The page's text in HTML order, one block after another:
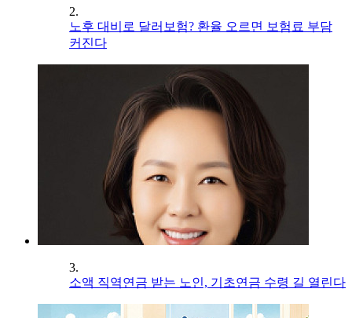
2.
노후 대비로 달러보험? 환율 오르면 보험료 부담
커진다
3.
소액 직역연금 받는 노인, 기초연금 수령 길 열린다